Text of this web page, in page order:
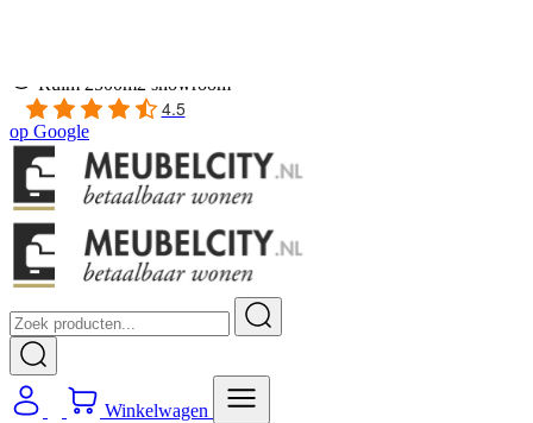
Ruim 2500m2 showroom
4.5
op Google
Winkelwagen